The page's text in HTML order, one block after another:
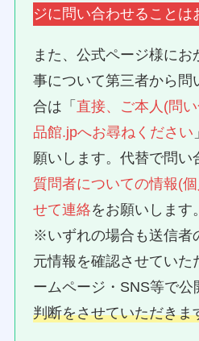
ジに問い合わせることは
また、公式ページ様に
事について第三者から問
合は「 直接、ご本人(問
品館.jpへお尋ねください
願いします。代替で問い
質問者についての情報(
せて連絡をお願いします。
※いずれの場合も送信者
元情報を確認させていた
ームページ・SNS等で公
判断をさせていただきま